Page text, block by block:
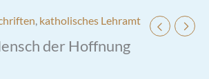
, katholisches Lehramt
der Hoffnung